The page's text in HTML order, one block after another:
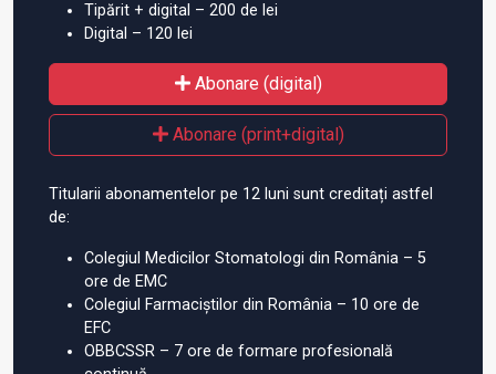
Tipărit + digital – 200 de lei
Digital – 120 lei
Abonare (digital)
Abonare (print+digital)
Titularii abonamentelor pe 12 luni sunt creditați astfel
de:
Colegiul Medicilor Stomatologi din România – 5
ore de EMC
Colegiul Farmaciștilor din România – 10 ore de
EFC
OBBCSSR – 7 ore de formare profesională